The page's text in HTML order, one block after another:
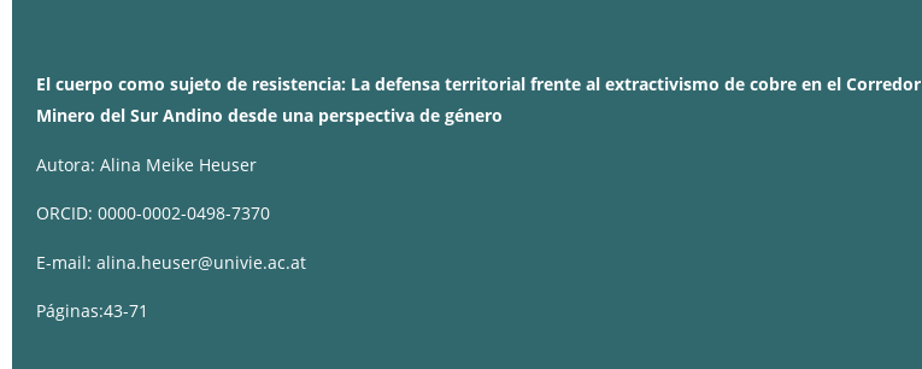
El cuerpo como sujeto de resistencia: La defensa territorial frente al extractivismo de cobre en el Corredor
Minero del Sur Andino desde una perspectiva de género
Autora: Alina Meike Heuser
ORCID: 0000-0002-0498-7370
E-mail: alina.heuser@univie.ac.at
Páginas:43-71